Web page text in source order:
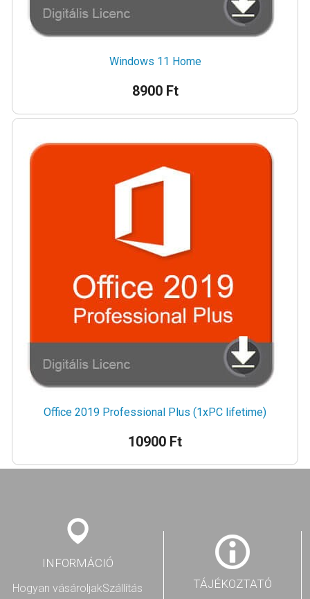
Windows 11 Home
8900 Ft
Office 2019 Professional Plus (1xPC lifetime)
10900 Ft
INFORMÁCIÓ
Hogyan vásároljakSzállítás
TÁJÉKOZTATÓ